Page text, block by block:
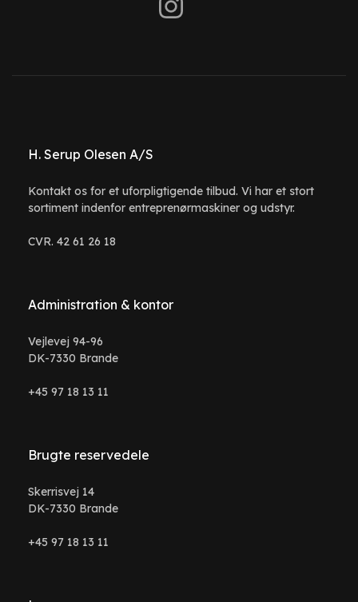
H. Serup Olesen A/S
Kontakt os for et uforpligtigende tilbud. Vi har et stort
sortiment indenfor entreprenørmaskiner og udstyr.
CVR. 42 61 26 18
Administration & kontor
Vejlevej 94-96
DK-7330 Brande
+45 97 18 13 11
Brugte reservedele
Skerrisvej 14
DK-7330 Brande
+45 97 18 13 11